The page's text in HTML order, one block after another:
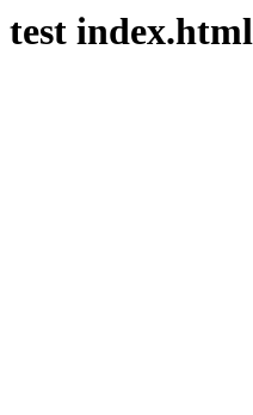
test index.html